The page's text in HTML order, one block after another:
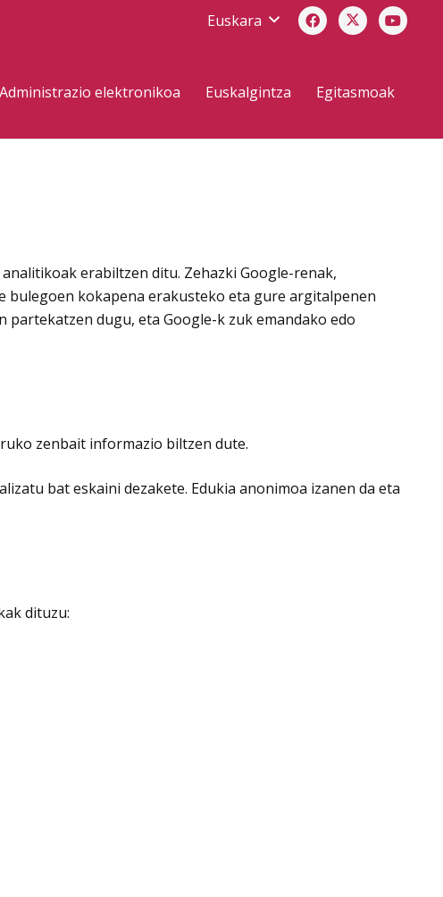
Euskara
Administrazio elektronikoa Euskalgintza Egitasmoak
erabiltzen ditu. Zehazki Google-renak,
kokapena erakusteko eta gure argitalpenen
dugu, eta Google-k zuk emandako edo
zenbait informazio biltzen dute.
bat eskaini dezakete. Edukia anonimoa izanen da eta
dituzu: